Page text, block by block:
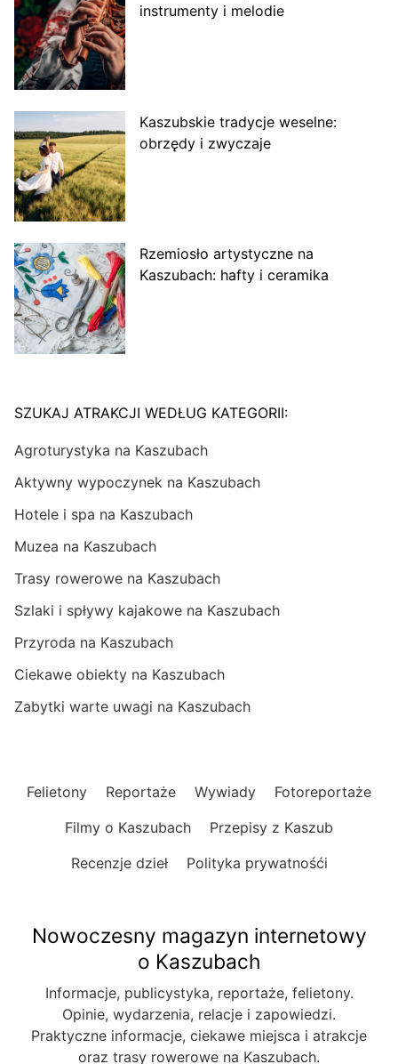
instrumenty i melodie
Kaszubskie tradycje weselne:
obrzędy i zwyczaje
Rzemiosło artystyczne na
Kaszubach: hafty i ceramika
SZUKAJ ATRAKCJI WEDŁUG KATEGORII:
Agroturystyka na Kaszubach
Aktywny wypoczynek na Kaszubach
Hotele i spa na Kaszubach
Muzea na Kaszubach
Trasy rowerowe na Kaszubach
Szlaki i spływy kajakowe na Kaszubach
Przyroda na Kaszubach
Ciekawe obiekty na Kaszubach
Zabytki warte uwagi na Kaszubach
Felietony Reportaże Wywiady
Fotoreportaże
Filmy o Kaszubach
Przepisy z Kaszub
Recenzje dzieł
Polityka prywatnośći
Nowoczesny magazyn internetowy
o Kaszubach
Informacje, publicystyka, reportaże, felietony.
Opinie, wydarzenia, relacje i zapowiedzi.
Praktyczne informacje, ciekawe miejsca i atrakcje
oraz trasy rowerowe na Kaszubach.